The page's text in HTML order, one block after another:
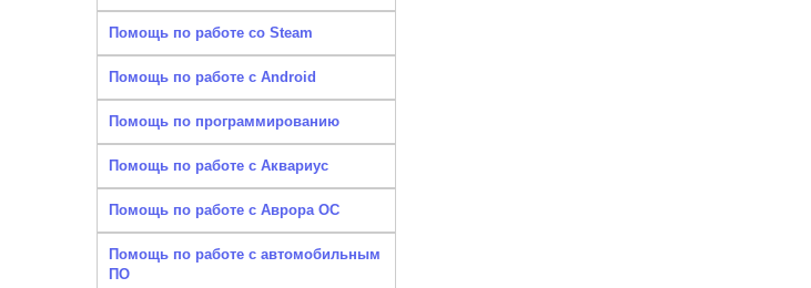
Помощь по работе со Steam
Помощь по работе с Android
Помощь по программированию
Помощь по работе с Аквариус
Помощь по работе с Аврора ОС
Помощь по работе с автомобильным
ПО